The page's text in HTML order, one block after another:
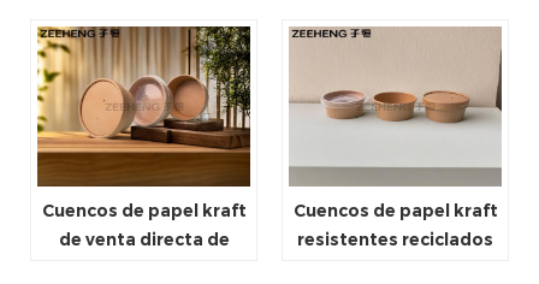
abonablees para llevar
oz para llevar
Cuencos de papel kraft
de venta directa de
Cuencos de papel kraft
resistentes reciclados